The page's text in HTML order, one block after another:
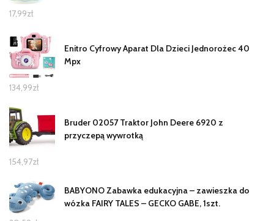
17,99zł
Enitro Cyfrowy Aparat Dla Dzieci Jednorożec 40
Mpx
134,99zł
Bruder 02057 Traktor John Deere 6920 z
przyczepą wywrotką
154,97zł
BABYONO Zabawka edukacyjna – zawieszka do
wózka FAIRY TALES – GECKO GABE, 1szt.